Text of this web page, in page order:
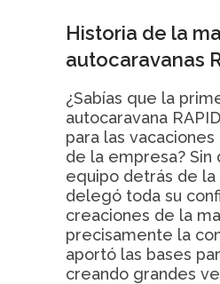
Historia de la
autocaravanas
¿Sabías que la
autocaravana
para las
de la empresa? Sin
equipo detrás de la
delegó toda su
creaciones de la
precisamente la
aportó las bases
creando grandes